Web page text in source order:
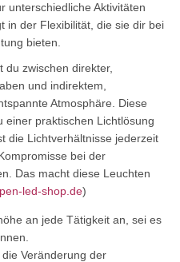
unterschiedliche Aktivitäten
in der Flexibilität, die sie dir bei
bieten.
du zwischen direkter,
und indirektem,
Atmosphäre. Diese
einer praktischen Lichtlösung
die Lichtverhältnisse jederzeit
bei der
Das macht diese Leuchten
led-shop.de)
an jede Tätigkeit an, sei es
Veränderung der